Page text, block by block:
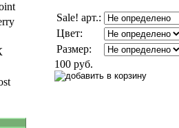
Sale! арт.:
Цвет:
Размер:
100 руб.